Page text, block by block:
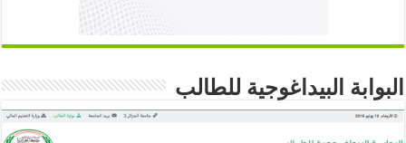
البوابة البيداغوجية للطالب